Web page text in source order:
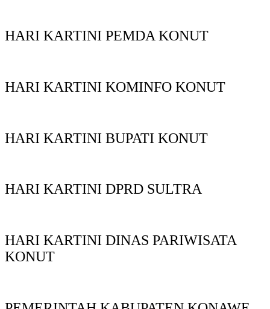
HARI KARTINI PEMDA KONUT
HARI KARTINI KOMINFO KONUT
HARI KARTINI BUPATI KONUT
HARI KARTINI DPRD SULTRA
HARI KARTINI DINAS PARIWISATA
KONUT